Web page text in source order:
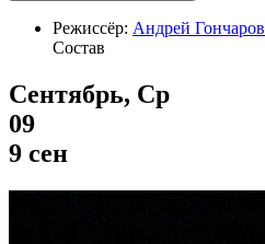
Режиссёр: Андрей Гончаров
Состав
Сентябрь, Ср
09
9 сен